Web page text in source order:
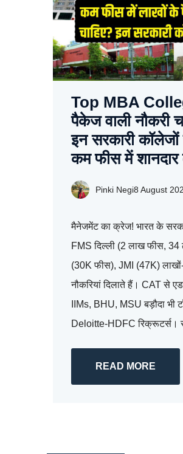
Top MBA
पैकेज वाली नौकरी
इन सरकारी
कम फीस में शानदार
Pinki Negi8 August
मैनेजमेंट का क्रेज! भारत के
FMS दिल्ली (2 लाख फीस,
(30K फीस), JMI (47K) लाखों-
नौकरियां दिलाते हैं। CAT से
IIMs, BHU, MSU बड़ौदा भी
Deloitte-HDFC रिक्रूटर्स।
READ MORE